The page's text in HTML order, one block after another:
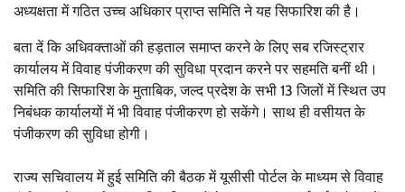
अध्यक्षता में गठित उच्च अधिकार प्राप्त समिति ने यह सिफारिश की है।
बता दें कि अधिवक्ताओं की हड़ताल समाप्त करने के लिए सब रजिस्ट्रार
कार्यालय में विवाह पंजीकरण की सुविधा प्रदान करने पर सहमति बनीं थी।
समिति की सिफारिश के मुताबिक, जल्द प्रदेश के सभी 13 जिलों में स्थित उप
निबंधक कार्यालयों में भी विवाह पंजीकरण हो सकेंगे। साथ ही वसीयत के
पंजीकरण की सुविधा होगी।
राज्य सचिवालय में हुई समिति की बैठक में यूसीसी पोर्टल के माध्यम से विवाह